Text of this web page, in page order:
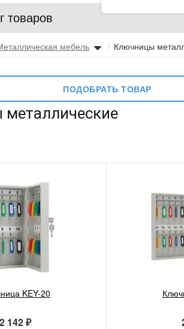
товаров
мебель / Ключницы
ПОДОБРАТЬ ТОВАР
KEY-20
2 142 ₽